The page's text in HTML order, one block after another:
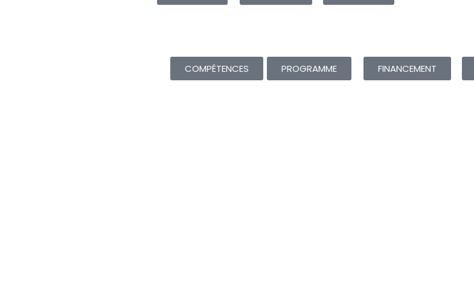
COMPÉTENCES PROGRAMME FINANCEMENT